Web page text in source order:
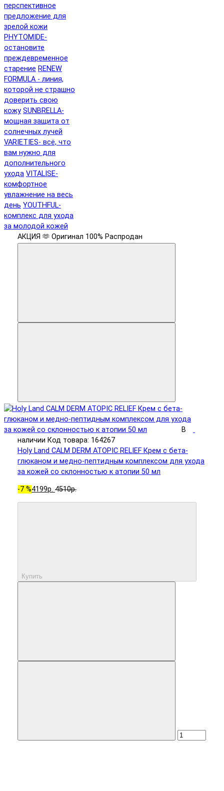
перспективное
предложение для
зрелой кожи
PHYTOMIDE-
остановите
преждевременное
старение RENEW
FORMULA - линия,
которой не страшно
доверить свою
кожу SUNBRELLA-
мощная защита от
солнечных лучей
VARIETIES- всё, что
вам нужно для
дополнительного
ухода VITALISE-
комфортное
увлажнение на весь
день YOUTHFUL-
комплекс для ухода
за молодой кожей
АКЦИЯ 🫶 Оригинал 100% Распродан
В
наличии Код товара: 164267
Holy Land CALM DERM ATOPIC RELIEF Крем с бета-
глюканом и медно-пептидным комплексом для ухода
за кожей со склонностью к атопии 50 мл
-7 %4199р. 4510р.
Купить